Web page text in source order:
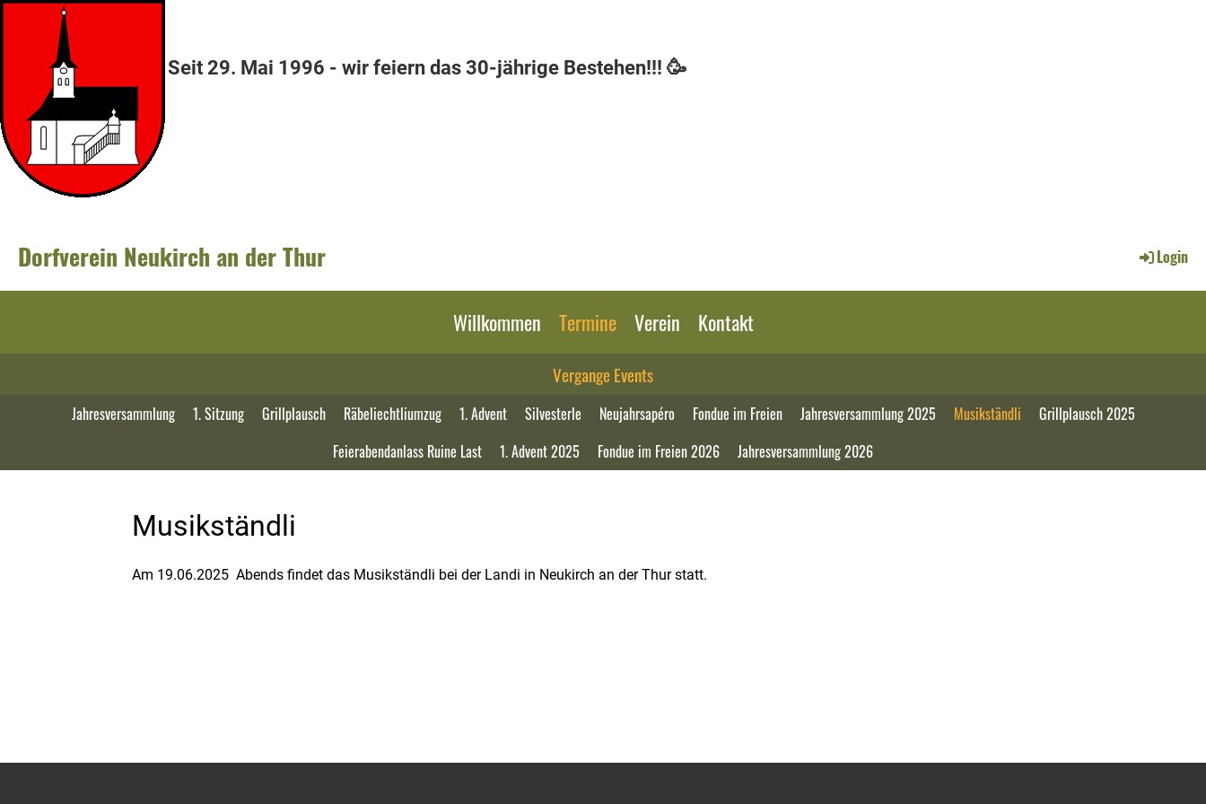
Seit 29. Mai 1996 - wir feiern das 30-jährige Bestehen!!! 🥳
Dorfverein Neukirch an der Thur Login
Willkommen Termine Verein Kontakt
Vergange Events
Jahresversammlung 1. Sitzung Grillplausch Räbeliechtliumzug 1. Advent Silvesterle Neujahrsapéro Fondue im Freien Jahresversammlung 2025 Musikständli
Grillplausch 2025
Feierabendanlass Ruine Last
1. Advent 2025 Fondue im Freien 2026 Jahresversammlung 2026
Musikständli
Am 19.06.2025 Abends findet das Musikständli bei der Landi in Neukirch an der Thur statt.